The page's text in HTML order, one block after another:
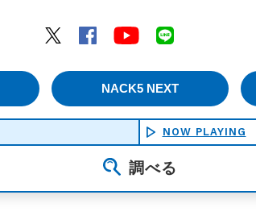
Twitter
Facebook YouTube
NACK5 NEXT
NOW PLAYING
調べる